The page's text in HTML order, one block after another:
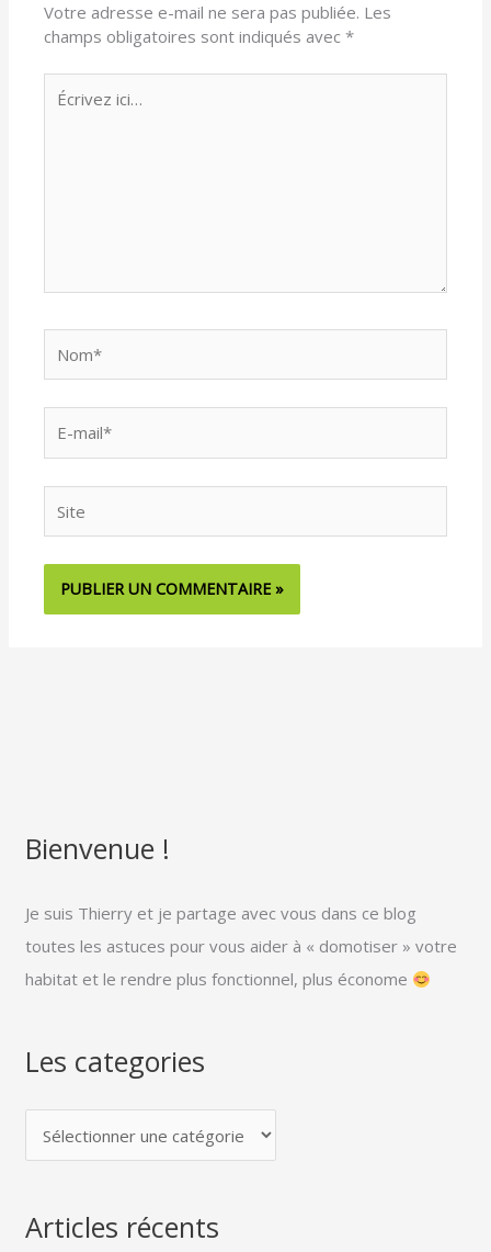
Votre adresse e-mail ne sera pas publiée. Les
champs obligatoires sont indiqués avec*
ici…
mail*
Bienvenue !
Je suis Thierry et je partage avec vous dans ce blog
toutes les astuces pour vous aider à « domotiser » votre
habitat et le rendre plus fonctionnel, plus économe
Les categories
L
s
c
a
g
o
s
Articles récents